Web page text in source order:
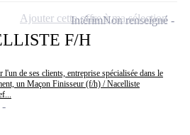
F/H
de ses clients, entreprise spécialisée dans le
un Maçon Finisseur (f/h) / Nacelliste
IntérimNon renseigné
Ajouter cette offre à ma sélection